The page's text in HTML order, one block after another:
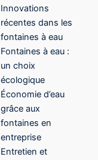
Innovations
récentes dans les
fontaines à eau
Fontaines à eau :
un choix
écologique
Économie d’eau
grâce aux
fontaines en
entreprise
Entretien et